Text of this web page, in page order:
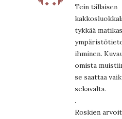
Tein tällaisen
tykkää
ihminen.
omista
se saattaa
sekavalta.
.
Roskien